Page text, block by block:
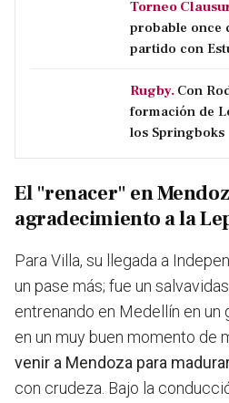
Torneo
probable once
partido con
Rugby. Con
formación de
los Springboks
El "renacer" en
agradecimiento a la
Para Villa, su llegada a
un pase más; fue un
entrenando en Medellín en un
en un muy buen momento de
venir a Mendoza para
con crudeza. Bajo la